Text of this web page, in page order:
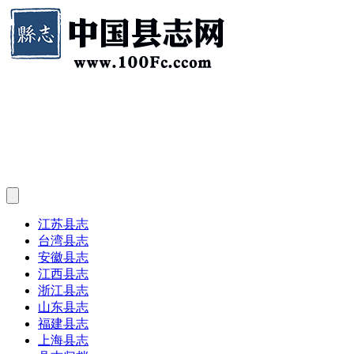
江苏县志
台湾县志
安徽县志
江西县志
浙江县志
山东县志
福建县志
上海县志